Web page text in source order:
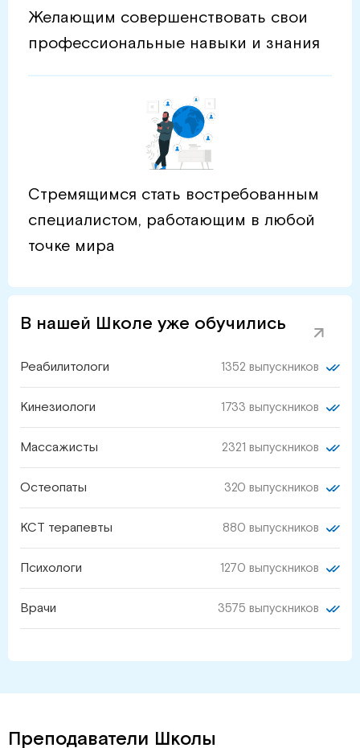
Желающим совершенствовать свои
профессиональные навыки и знания
Стремящимся стать востребованным
специалистом, работающим в любой
точке мира
В нашей Школе уже обучились
Реабилитологи 1352 выпускников
Кинезиологи 1733 выпускников
Массажисты 2321 выпускников
Остеопаты 320 выпускников
КСТ терапевты 880 выпускников
Психологи 1270 выпускников
Врачи 3575 выпускников
Преподаватели Школы